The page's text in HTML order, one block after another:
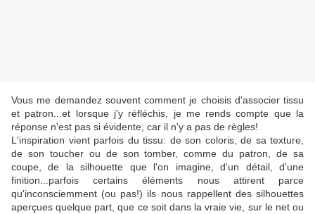
Vous me demandez souvent comment je choisis d'associer tissu
et patron...et lorsque j'y réfléchis, je me rends compte que la
réponse n'est pas si évidente, car il n'y a pas de règles!
L'inspiration vient parfois du tissu: de son coloris, de sa texture,
de son toucher ou de son tomber, comme du patron, de sa
coupe, de la silhouette que l'on imagine, d'un détail, d'une
finition...parfois certains éléments nous attirent parce
qu'inconsciemment (ou pas!) ils nous rappellent des silhouettes
aperçues quelque part, que ce soit dans la vraie vie, sur le net ou